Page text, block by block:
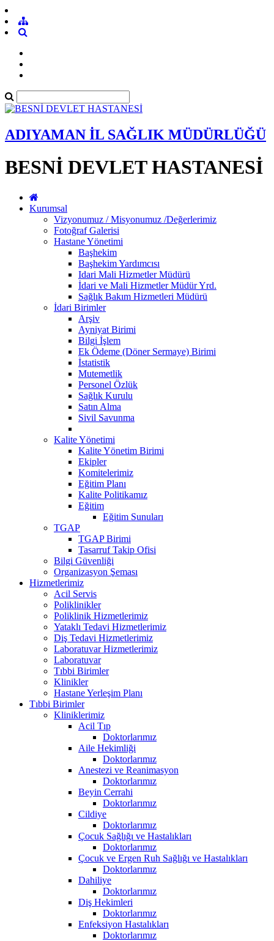
ADIYAMAN İL SAĞLIK MÜDÜRLÜĞÜ
BESNİ DEVLET HASTANESİ
Kurumsal
Vizyonumuz / Misyonumuz /Değerlerimiz
Fotoğraf Galerisi
Hastane Yönetimi
Başhekim
Başhekim Yardımcısı
Idari Mali Hizmetler Müdürü
İdari ve Mali Hizmetler Müdür Yrd.
Sağlık Bakım Hizmetleri Müdürü
İdari Birimler
Arşiv
Ayniyat Birimi
Bilgi İşlem
Ek Ödeme (Döner Sermaye) Birimi
İstatistik
Mutemetlik
Personel Özlük
Sağlık Kurulu
Satın Alma
Sivil Savunma
Kalite Yönetimi
Kalite Yönetim Birimi
Ekipler
Komitelerimiz
Eğitim Planı
Kalite Politikamız
Eğitim
Eğitim Sunuları
TGAP
TGAP Birimi
Tasarruf Takip Ofisi
Bilgi Güvenliği
Organizasyon Şeması
Hizmetlerimiz
Acil Servis
Poliklinikler
Poliklinik Hizmetlerimiz
Yataklı Tedavi Hizmetlerimiz
Diş Tedavi Hizmetlerimiz
Laboratuvar Hizmetlerimiz
Laboratuvar
Tıbbi Birimler
Klinikler
Hastane Yerleşim Planı
Tıbbi Birimler
Kliniklerimiz
Acil Tıp
Doktorlarımız
Aile Hekimliği
Doktorlarımız
Anestezi ve Reanimasyon
Doktorlarımız
Beyin Cerrahi
Doktorlarımız
Cildiye
Doktorlarımız
Çocuk Sağlığı ve Hastalıkları
Doktorlarımız
Çocuk ve Ergen Ruh Sağlığı ve Hastalıkları
Doktorlarımız
Dahiliye
Doktorlarımız
Diş Hekimleri
Doktorlarımız
Enfeksiyon Hastalıkları
Doktorlarımız